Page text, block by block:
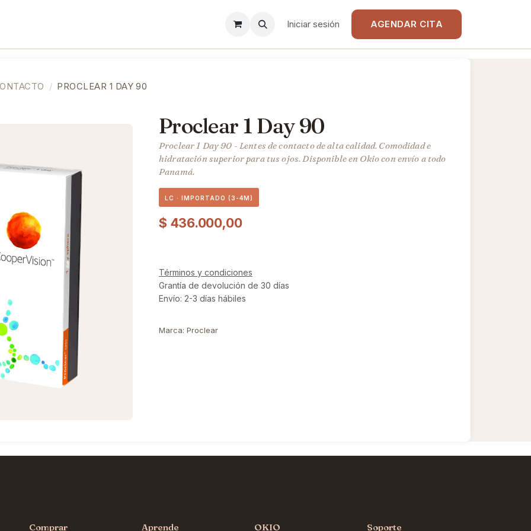
Iniciar sesión AGENDAR CITA
PROCLEAR 1 DAY 90
Proclear 1 Day 90
Proclear 1 Day 90 - Lentes de contacto de alta calidad. Comodidad e
hidratación superior para tus ojos. Disponible en Okio con envío a todo
Panamá.
LC · IMPORTADO (3-4M)
$ 436.000,00
Términos y condiciones
Grantía de devolución de 30 días
Envío: 2-3 días hábiles
Marca: Proclear
Comprar Aprende OKIO Soporte